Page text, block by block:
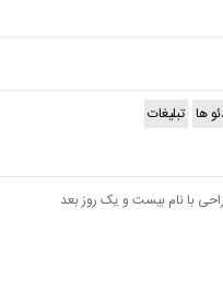
ها تبلیغات
با نام بیست و یک روز بعد